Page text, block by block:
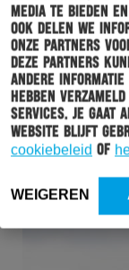
media te bieden
Ook delen we
onze partners
Deze partners
andere
hebben
services. Je gaat
website blijft
cookiebeleid of
WEIGEREN
HERACLES
FOTO’S:
TRAINING OP